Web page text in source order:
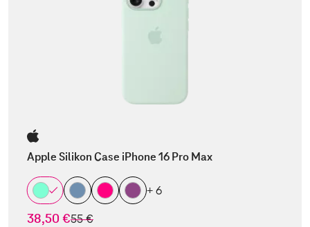
Apple Silikon Case iPhone 16 Pro Max
+ 6
38,50 €statt
55 €